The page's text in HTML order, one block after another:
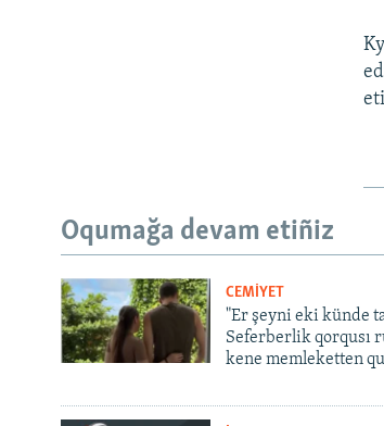
Oqumağa devam etiñiz
CEMİYET
"Er şeyni eki künde
Seferberlik qorqusı
kene memleketten